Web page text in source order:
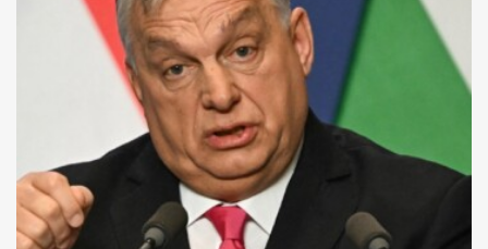
Blokád alá akarják vonni a
Parlamentet - A hét
legfontosabb...